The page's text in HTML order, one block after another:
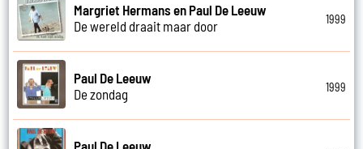
Margriet Hermans en Paul De Leeuw
De wereld draait maar door
1999
Paul De Leeuw
De zondag
1999
Paul De Leeuw